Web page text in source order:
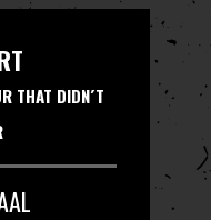
THAT DIDN´T